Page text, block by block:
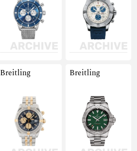
Breitling Breitling